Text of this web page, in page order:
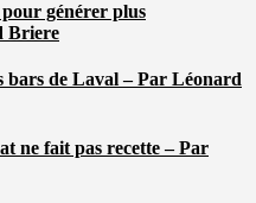
générer plus
Briere
bars de Laval – Par Léonard
ne fait pas recette – Par